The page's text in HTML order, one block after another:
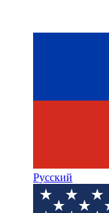
Русский